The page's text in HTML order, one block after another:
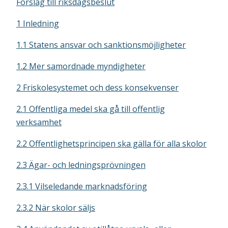
1 Inledning
1.1 Statens ansvar och sanktionsmöjligheter
1.2 Mer samordnade myndigheter
2 Friskolesystemet och dess konsekvenser
2.1 Offentliga medel ska gå till offentlig
verksamhet
2.2 Offentlighetsprincipen ska gälla för alla skolor
2.3 Ägar- och ledningsprövningen
2.3.1 Vilseledande marknadsföring
2.3.2 När skolor säljs